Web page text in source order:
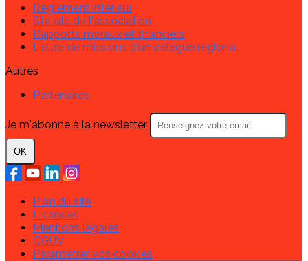
Règlement intérieur
Statuts de l'association
Rapports moraux et financiers
Lettre de missions d'un délégué régional
Autres
Partenaires
Je m'abonne à la newsletter
OK
Plan du site
Licences
Mentions légales
CGUV
Paramétrer vos cookies